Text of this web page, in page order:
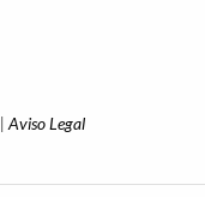
| Aviso Legal